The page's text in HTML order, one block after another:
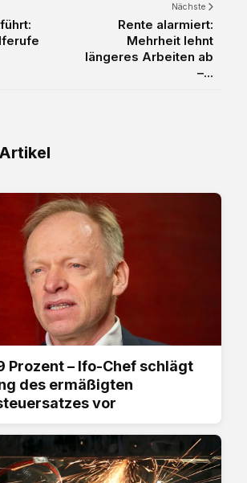
Nächste
Rente alarmiert:
Mehrheit lehnt
längeres Arbeiten ab
–...
Prozent – Ifo-Chef schlägt
des ermäßigten
vor